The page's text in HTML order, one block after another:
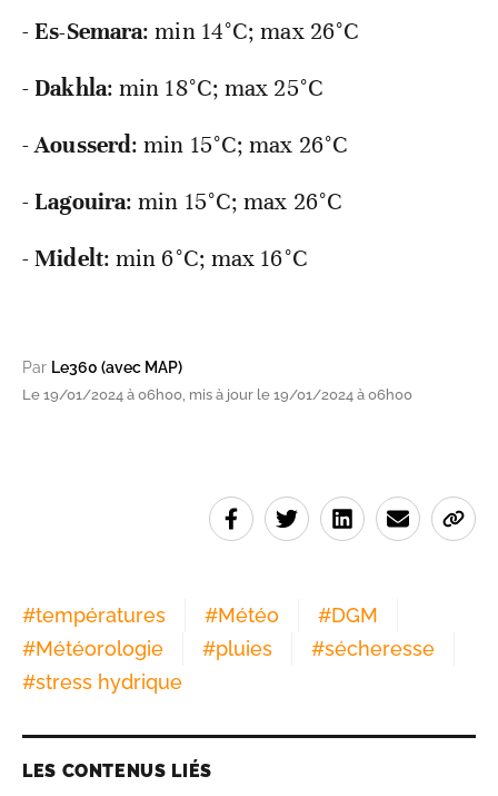
-Es-Semara: min 14°C; max 26°C
-Dakhla: min 18°C; max 25°C
-Aousserd: min 15°C; max 26°C
-Lagouira: min 15°C; max 26°C
-Midelt: min 6°C; max 16°C
Par Le360 (avec MAP)
Le 19/01/2024 à 06h00, mis à jour le 19/01/2024 à 06h00
#températures #Météo #DGM
#Météorologie #pluies #sécheresse
#stress hydrique
LES CONTENUS LIÉS